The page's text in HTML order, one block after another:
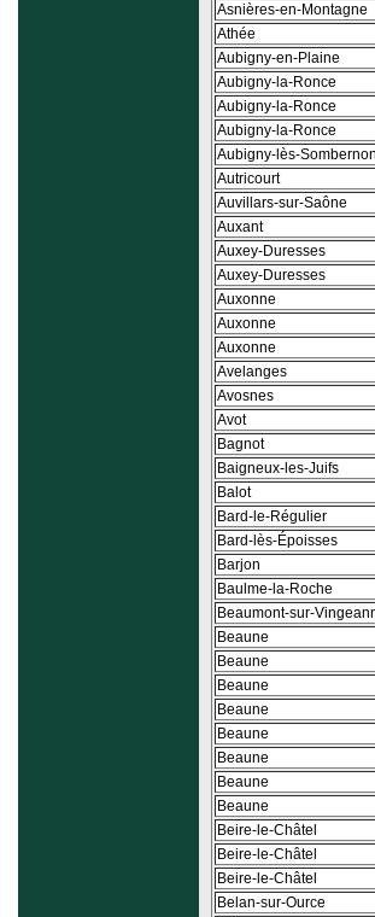
Asnières-en-Montagne
Athée
Aubigny-en-Plaine
Aubigny-la-Ronce
Aubigny-la-Ronce
Aubigny-la-Ronce
Aubigny-lès-Sombernon
Autricourt
Auvillars-sur-Saône
Auxant
Auxey-Duresses
Auxey-Duresses
Auxonne
Auxonne
Auxonne
Avelanges
Avosnes
Avot
Bagnot
Baigneux-les-Juifs
Balot
Bard-le-Régulier
Bard-lès-Époisses
Barjon
Baulme-la-Roche
Beaumont-sur-
Beaune
Beaune
Beaune
Beaune
Beaune
Beaune
Beaune
Beaune
Beire-le-Châtel
Beire-le-Châtel
Beire-le-Châtel
Belan-sur-Ource